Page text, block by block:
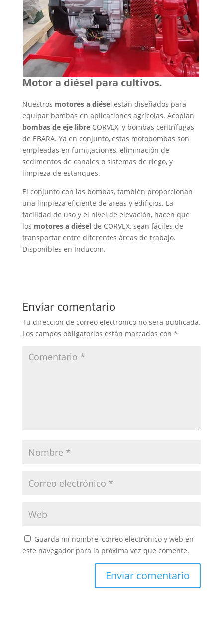
Motor a diésel para cultivos.
Nuestros motores a diéselestán diseñados para
equipar bombas en aplicaciones agrícolas. Acoplan
bombas de eje libreCORVEX, y bombas centrífugas
de EBARA. Ya en conjunto, estas motobombas son
empleadas en fumigaciones, eliminación de
sedimentos de canales o sistemas de riego, y
limpieza de estanques.
El conjunto con las bombas, también proporcionan
una limpieza eficiente de áreas y edificios. La
facilidad de uso y el nivel de elevación, hacen que
los motores a diéselde CORVEX, sean fáciles de
transportar entre diferentes áreas de trabajo.
Disponibles en Inducom.
Enviar comentario
Tu dirección de correo electrónico no será publicada.
Los campos obligatorios están marcados con *
Guarda mi nombre, correo electrónico y web en
este navegador para la próxima vez que comente.